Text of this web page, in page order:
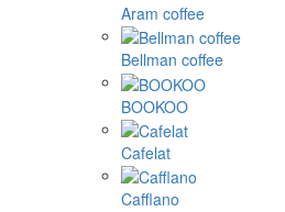
Aram coffee
Bellman coffee
BOOKOO
Cafelat
Cafflano